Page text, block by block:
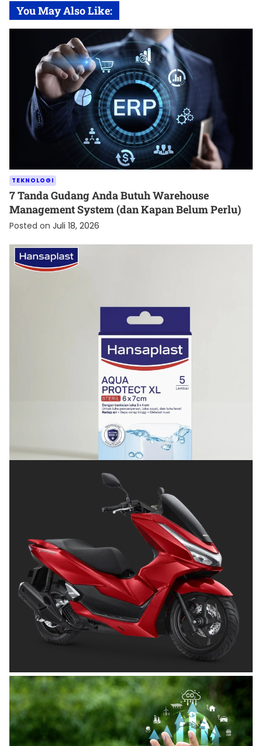
You May Also Like:
TEKNOLOGI
7 Tanda Gudang Anda Butuh Warehouse
Management System (dan Kapan Belum Perlu)
Posted on Juli 18, 2026
Cara Menjaga Luka agar Cepat Kering dan Tetap
OTOMOTIF
Tips Memilih Helm yang Tepat untuk
Pengendara Motor agar Aman dan Nyaman